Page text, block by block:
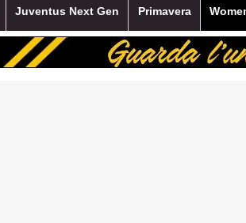
Juventus Next Gen Primavera